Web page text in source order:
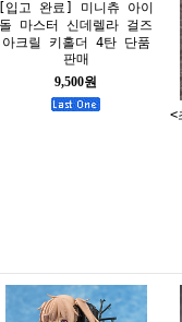
[입고 완료] 미니츄 아이
돌 마스터 신데렐라 걸즈
아크릴 키홀더 4탄 단품
판매
9,500원
<